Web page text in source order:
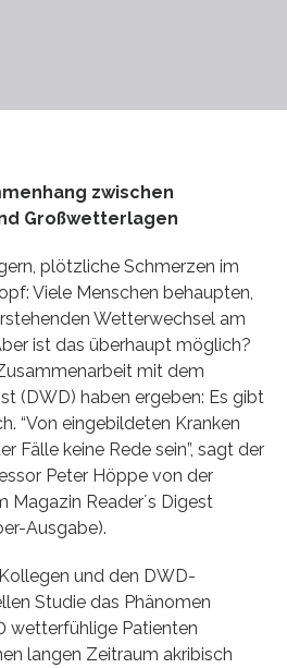
zwischen
Großwetterlagen
plötzliche Schmerzen im
Viele Menschen behaupten,
Wetterwechsel am
ist das überhaupt möglich?
mit dem
(DWD) haben ergeben: Es gibt
“Von eingebildeten Kranken
Fälle keine Rede sein”, sagt der
Peter Höppe von der
Magazin Reader´s Digest
Ausgabe).
und den DWD-
Studie das Phänomen
wetterfühlige Patienten
langen Zeitraum akribisch